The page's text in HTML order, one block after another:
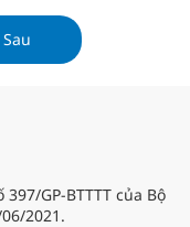
khăn bằng hình
“ghép đôi 4.0”.
GP-BTTTT của Bộ
2021.